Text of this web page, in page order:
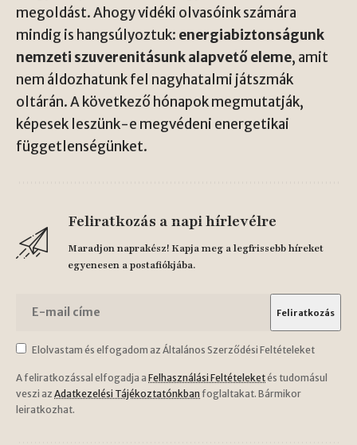
megoldást. Ahogy vidéki olvasóink számára
mindig is hangsúlyoztuk: energiabiztonságunk
nemzeti szuverenitásunk alapvető eleme, amit
nem áldozhatunk fel nagyhatalmi játszmák
oltárán. A következő hónapok megmutatják,
képesek leszünk-e megvédeni energetikai
függetlenségünket.
Feliratkozás a napi hírlevélre
Maradjon naprakész! Kapja meg a legfrissebb híreket
egyenesen a postafiókjába.
Elolvastam és elfogadom az Általános Szerződési Feltételeket
A feliratkozással elfogadja a Felhasználási Feltételeketés tudomásul
veszi az Adatkezelési Tájékoztatónkban foglaltakat. Bármikor
leiratkozhat.